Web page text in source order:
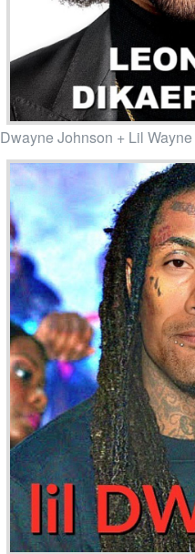
Dwayne Johnson + Lil Wayne